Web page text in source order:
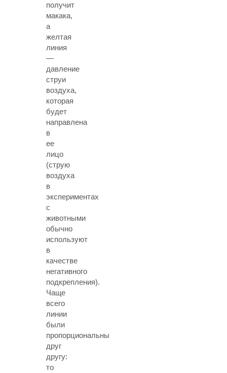
получит
макака,
а
желтая
линия
—
давление
струи
воздуха,
которая
будет
направлена
в
ее
лицо
(струю
воздуха
в
экспериментах
с
животными
обычно
используют
в
качестве
негативного
подкрепления).
Чаще
всего
линии
были
пропорциональны
друг
другу:
то